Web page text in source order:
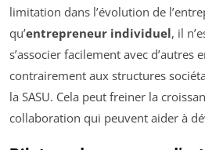
limitation dans l’évolution de
qu’entrepreneur individuel, il
s’associer facilement avec d’autres
contrairement aux structures
la SASU. Cela peut freiner la
collaboration qui peuvent aider à